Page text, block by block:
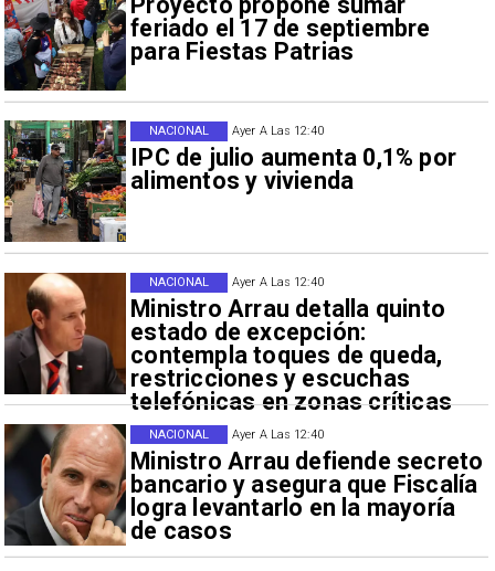
feriado el 17 de septiembre
para Fiestas Patrias
Ayer A Las 12:40
IPC de julio aumenta 0,1% por
alimentos y vivienda
NACIONAL
Ayer A Las 12:40
Ministro Arrau detalla quinto
estado de excepción:
contempla toques de queda,
restricciones y escuchas
telefónicas en zonas críticas
NACIONAL
Ayer A Las 12:40
Ministro Arrau defiende secreto
bancario y asegura que Fiscalía
logra levantarlo en la mayoría
de casos
NACIONAL